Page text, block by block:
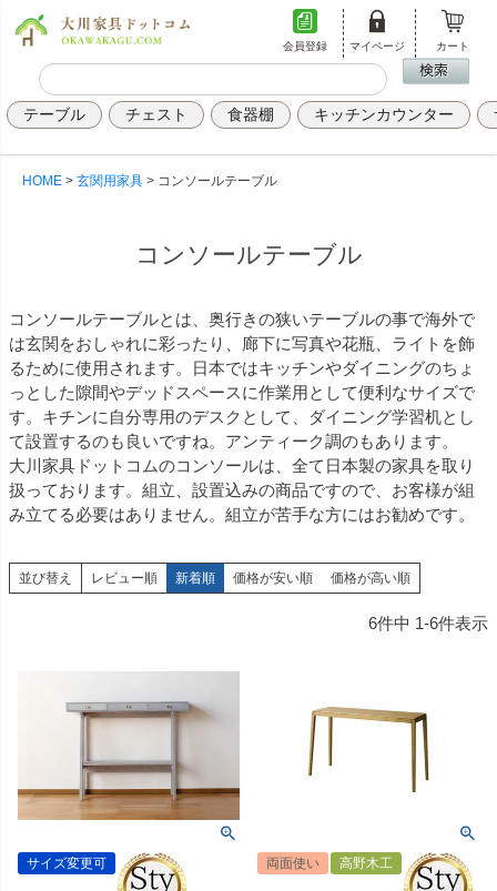
会員登録 マイページ カート
テーブル チェスト 食器棚 キッチンカウンター
HOME 玄関用家具 コンソールテーブル
コンソールテーブル
コンソールテーブルとは、奥行きの狭いテーブルの事で海外で
は玄関をおしゃれに彩ったり、廊下に写真や花瓶、ライトを飾
るために使用されます。日本ではキッチンやダイニングのちょ
っとした隙間やデッドスペースに作業用として便利なサイズで
す。キチンに自分専用のデスクとして、ダイニング学習机とし
て設置するのも良いですね。アンティーク調のもあります。
大川家具ドットコムのコンソールは、全て日本製の家具を取り
扱っております。組立、設置込みの商品ですので、お客様が組
み立てる必要はありません。組立が苦手な方にはお勧めです。
並び替え レビュー順 新着順 価格が安い順 価格が高い順
6件中 1-6件表示
サイズ変更可 両面使い 高野木工